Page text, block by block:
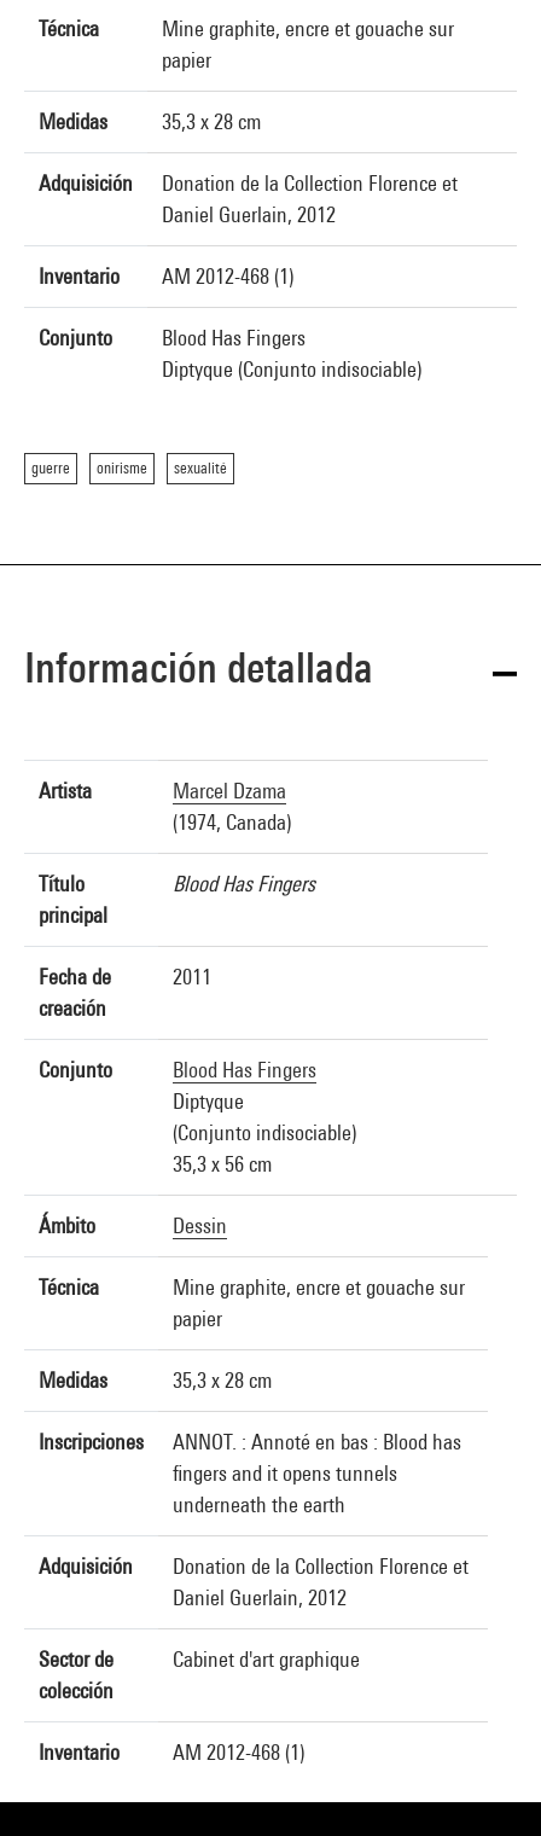
Técnica
Mine graphite, encre et gouache sur
papier
Medidas 35,3 x 28 cm
Adquisición
Donation de la Collection Florence et
Daniel Guerlain, 2012
Inventario AM 2012-468 (1)
Conjunto
Blood Has Fingers
Diptyque (Conjunto indisociable)
guerre onirisme sexualité
Información detallada
Artista
Marcel Dzama
(1974, Canada)
Título
principal
Blood Has Fingers
Fecha de
creación
2011
Conjunto
Blood Has Fingers
Diptyque
(Conjunto indisociable)
35,3 x 56 cm
Ámbito Dessin
Técnica
Mine graphite, encre et gouache sur
papier
Medidas 35,3 x 28 cm
Inscripciones
ANNOT. : Annoté en bas : Blood has
fingers and it opens tunnels
underneath the earth
Adquisición
Donation de la Collection Florence et
Daniel Guerlain, 2012
Sector de
colección
Cabinet d'art graphique
Inventario AM 2012-468 (1)